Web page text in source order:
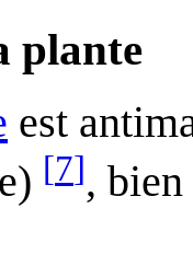
plante
est
[7],